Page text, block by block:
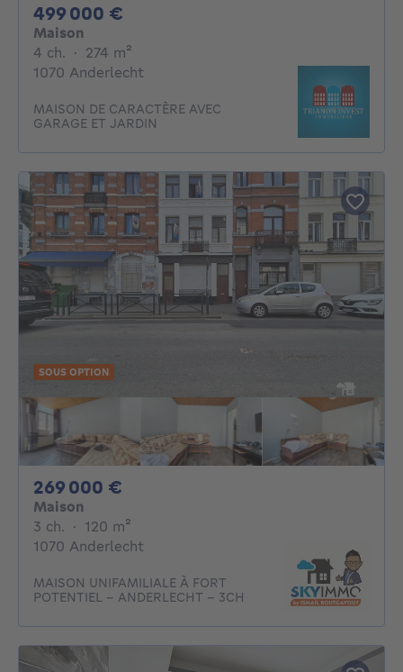
499 000 €
Maison
4 ch. 4 chambres
· 274 m²
1070 Anderlecht
MAISON DE CARACTÈRE AVEC
GARAGE ET JARDIN
SOUS OPTION
269 000 €
Maison
3 ch. 3 chambres
· 120 m²
1070 Anderlecht
MAISON UNIFAMILIALE À FORT
POTENTIEL – ANDERLECHT – 3CH